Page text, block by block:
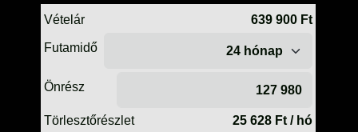
TÖMÍTÉSEK (ROBOGÓ, MOPED, QUAD)
ZÁRAK, GYÚJTÁSKAPCSOLÓK
%KÉSZLET KISÖPRÉS%